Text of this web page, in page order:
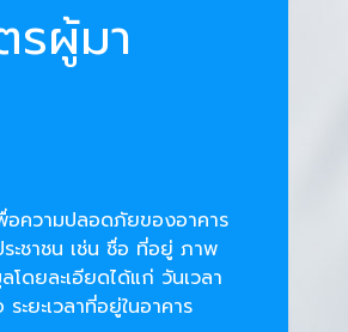
รผู้มา
ความปลอดภัยของอาคาร
ะชาชน เช่น ชื่อ ที่อยู่ ภาพ
ดยละเอียดได้แก่ วันเวลา
ยะเวลาที่อยู่ในอาคาร